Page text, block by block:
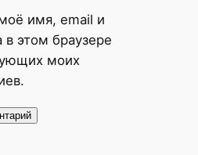
имя, email и
в этом браузере
моих